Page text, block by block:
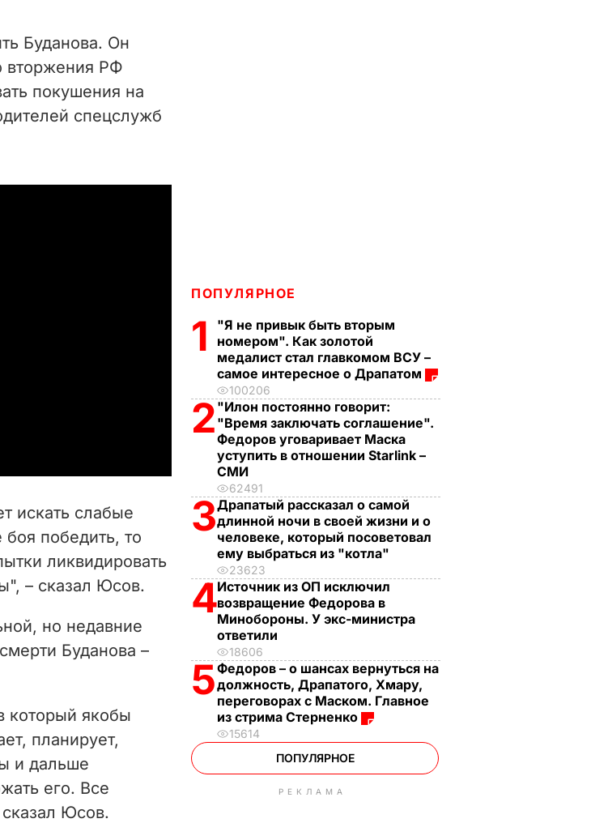
Буданова. Он
вторжения РФ
покушения на
спецслужб
искать слабые
боя победить, то
ликвидировать
– сказал Юсов.
но недавние
Буданова –
который якобы
планирует,
и дальше
его. Все
сказал Юсов.
ПОПУЛЯРНОЕ
1
"Я не привык быть вторым
номером". Как золотой
медалист стал главкомом ВСУ –
самое интересное о Драпатом
100206
2 "Илон постоянно говорит:
"Время заключать соглашение".
Федоров уговаривает Маска
уступить в отношении Starlink –
СМИ
62491
3Драпатый рассказал о самой
длинной ночи в своей жизни и о
человеке, который посоветовал
ему выбраться из "котла"
23623
4Источник из ОП исключил
возвращение Федорова в
Минобороны. У экс-министра
ответили
18606
5Федоров – о шансах вернуться на
должность, Драпатого, Хмару,
переговорах с Маском. Главное
из стрима Стерненко
15614
ПОПУЛЯРНОЕ
РЕКЛАМА